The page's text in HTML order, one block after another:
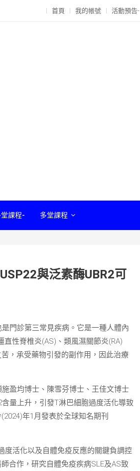
首頁 我的帳號 活動預告-
堂課程- 多堂課程
與泛素酶UBR2可
門診第三常見疾病。它是一種人體內
性脊椎炎(AS)、類風濕關節炎(RA)
，承受藥物引發的副作用，因此治療
盈均博士、陳雪芬博士、王佳文博士
量上升，引發T淋巴細胞過度活化導致
年1月發表於全球知名期刊
度活化以及自體免疫反應的關鍵負調控
合作，研究自體免疫疾病SLE及AS致